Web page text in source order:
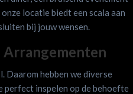
locatie biedt een scala aan
bij jouw wensen.
Arrangementen
Daarom hebben we diverse
perfect inspelen op de behoefte